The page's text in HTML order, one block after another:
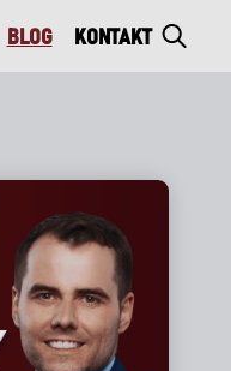
BLOG KONTAKT